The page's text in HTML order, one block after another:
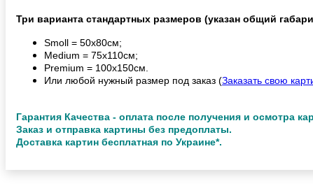
Три варианта стандартных размеров (указан общий
Smoll = 50х80см;
Medium = 75х110см;
Premium = 100х150см.
Или любой нужный размер под заказ (Заказать свою
Гарантия Качества - оплата после получения и осмотра
Заказ и отправка картины без предоплаты.
Доставка картин бесплатная по Украине*.